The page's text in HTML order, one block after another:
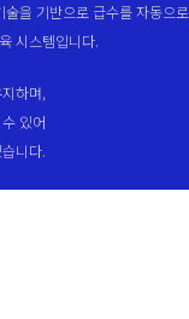
을 기반으로 급수를 자동으
시스템입니다.
하며,
있어
니다.